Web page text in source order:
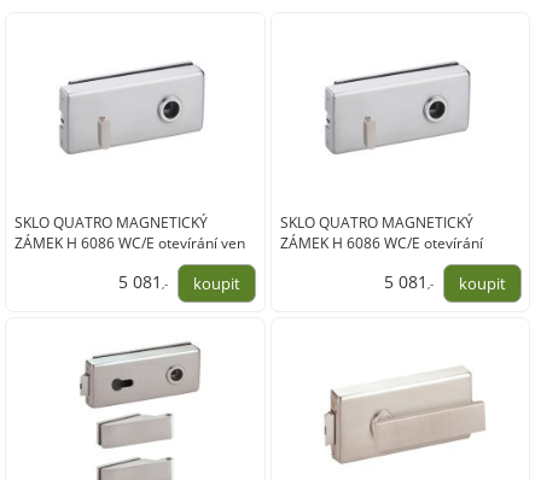
SKLO QUATRO MAGNETICKÝ
ZÁMEK H 6086 WC/E otevírání ven
5 081,-
SKLO QUATRO MAGNETICKÝ
ZÁMEK H 6086 WC/E otevírání
5 081 ,-